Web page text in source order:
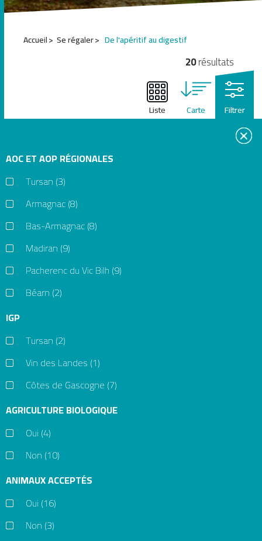
Accueil Se régaler De l'apéritif au digestif
20résultats
Liste Carte Filtrer
AOC ET AOP RÉGIONALES
Tursan (3)
Armagnac(8)
Bas-Armagnac(8)
Madiran (9)
Pacherenc du Vic Bilh (9)
Béarn (2)
IGP
Tursan (2)
Vin des Landes (1)
Côtes de Gascogne (7)
AGRICULTURE BIOLOGIQUE
Oui (4)
Non (10)
ANIMAUX ACCEPTÉS
Oui (16)
Non (3)
−